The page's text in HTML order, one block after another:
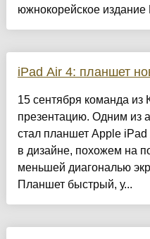
южнокорейское издание
iPad Air 4: планшет
15 сентября команда
презентацию. Одним из
стал планшет Apple
в дизайне, похожем на
меньшей диагональю
Планшет быстрый, у...